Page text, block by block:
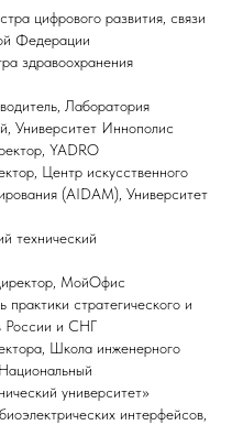
цифрового развития, связи
Федерации
здравоохранения
Лаборатория
Университет Иннополис
YADRO
Центр искусственного
(AIDAM), Университет
технический
МойОфис
практики стратегического и
России и СНГ
Школа инженерного
университет»
интерфейсов,